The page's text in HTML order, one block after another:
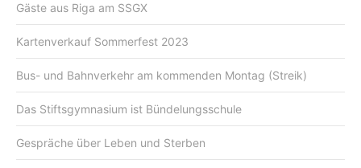
Gäste aus Riga am SSGX
Kartenverkauf Sommerfest 2023
Bus- und Bahnverkehr am kommenden Montag (Streik)
Das Stiftsgymnasium ist Bündelungsschule
Gespräche über Leben und Sterben